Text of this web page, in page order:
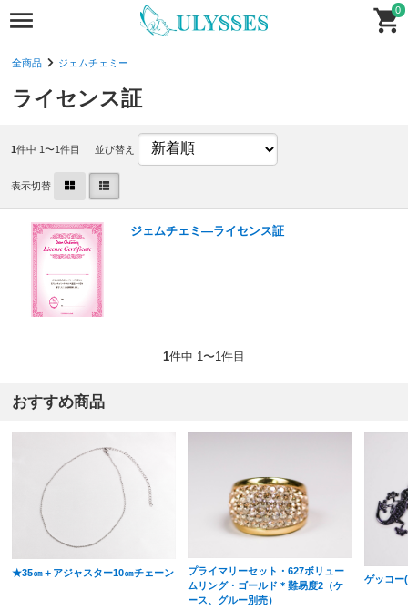
0
全商品 ジェムチェミー
ライセンス証
1件中 1〜1件目 並び替え
表示切替
ジェムチェミ―ライセンス証
1件中 1〜1件目
おすすめ商品
★35㎝＋アジャスター10㎝チェーン
プライマリーセット・627ボリュー
ムリング・ゴールド＊難易度2（ケ
ース、グルー別売）
ゲッコー